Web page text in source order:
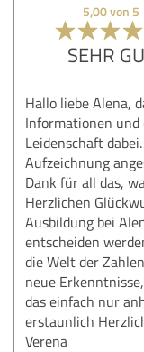
5,00 von 5
SEHR
Hallo liebe Alena,
Informationen
Leidenschaft
Aufzeichnung
Dank für all das,
Herzlichen
Ausbildung bei
entscheiden
die Welt der
neue
das einfach nur
erstaunlich
Verena